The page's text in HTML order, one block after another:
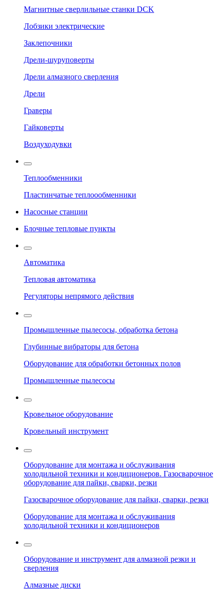
Магнитные сверлильные станки DCK
Лобзики электрические
Заклепочники
Дрели-шуруповерты
Дрели алмазного сверления
Дрели
Граверы
Гайковерты
Воздуходувки
Теплообменники
Пластинчатые теплоообменники
Насосные станции
Блочные тепловые пункты
Автоматика
Тепловая автоматика
Регуляторы непрямого действия
Промышленные пылесосы, обработка бетона
Глубинные вибраторы для бетона
Оборудование для обработки бетонных полов
Промышленные пылесосы
Кровельное оборудование
Кровельный инструмент
Оборудование для монтажа и обслуживания
холодильной техники и кондиционеров. Газосварочное
оборудование для пайки, сварки, резки
Газосварочное оборудование для пайки, сварки, резки
Оборудование для монтажа и обслуживания
холодильной техники и кондиционеров
Оборудование и инструмент для алмазной резки и
сверления
Алмазные диски